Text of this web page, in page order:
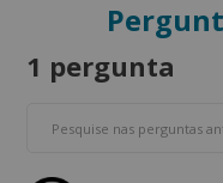
1 pergunta